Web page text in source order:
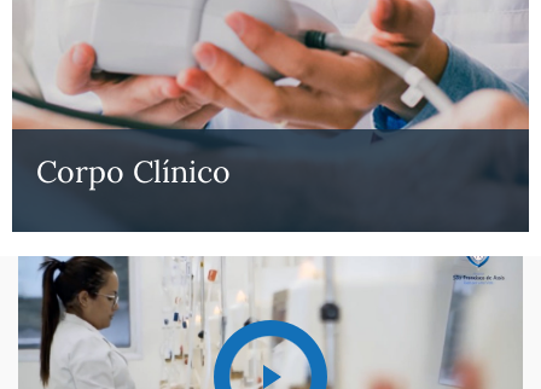
Corpo Clínico